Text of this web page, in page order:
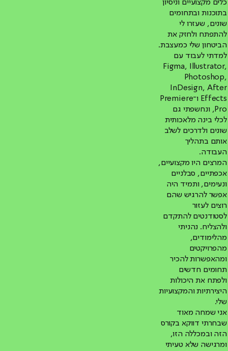
כלים מקצועיים וניסיון
בתוכנות ובתחומים
שונים, שעזרו לי
להתפתח ולחזק את
הביטחון שלי כמעצבת.
למדתי לעבוד עם
Figma, Illustrator,
Photoshop,
InDesign, After
Effects ו־Premiere
Pro, ונחשפתי גם
לכלי בינה מלאכותית
שונים ולדרכים לשלב
אותם בתהליך
העבודה.
המרצים היו מקצועיים,
אכפתיים, סבלניים
ונעימים, ותמיד היה
אפשר להרגיש שהם
רוצים לעזור
לסטודנטים להתקדם
ולהצליח. נהניתי
מהלימודים,
מהפרויקטים
ומהאפשרות להכיר
תחומים חדשים
ולפתח את היכולות
היצירתיות והמקצועיות
שלי.
אני שמחה מאוד
שבחרתי דווקא בקורס
הזה ובמכללה הזו,
ומרגישה שלא טעיתי